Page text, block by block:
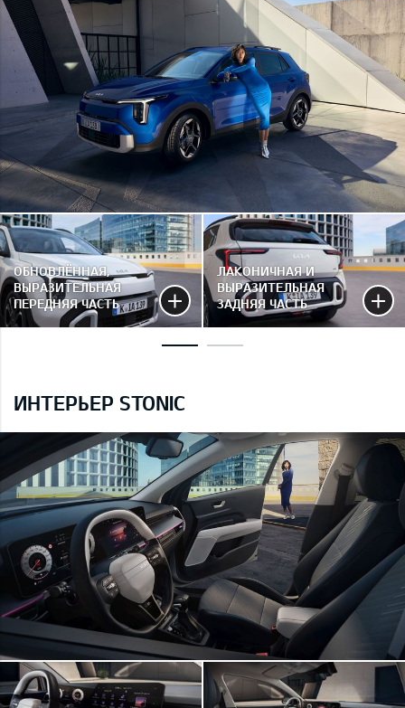
ОБНОВЛЁННАЯ,
ВЫРАЗИТЕЛЬНАЯ
ПЕРЕДНЯЯ ЧАСТЬ
ЛАКОНИЧНАЯ И
ВЫРАЗИТЕЛЬНАЯ
ЗАДНЯЯ ЧАСТЬ
ИНТЕРЬЕР STONIC